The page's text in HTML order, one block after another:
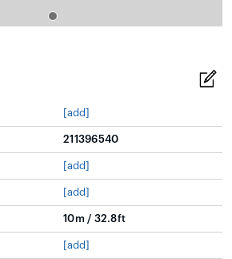
[add]
211396540
[add]
[add]
10m / 32.8ft
[add]